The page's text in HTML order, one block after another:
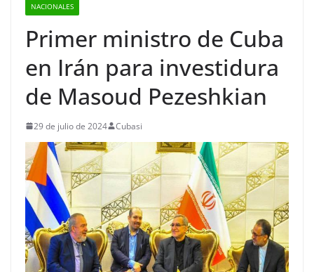
NACIONALES
Primer ministro de Cuba
en Irán para investidura
de Masoud Pezeshkian
29 de julio de 2024 Cubasi